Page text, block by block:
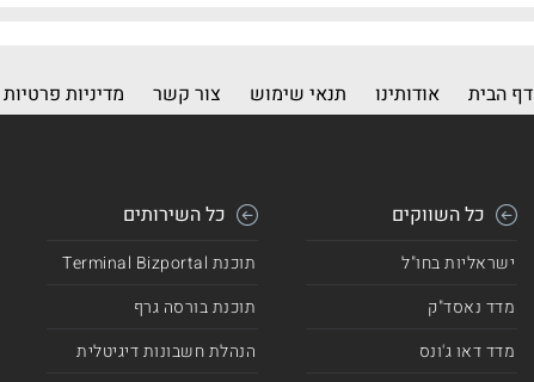
דף הבית אודותינו תנאי שימוש צור קשר מדיניות פרטיות
כל השווקים
ישראליות בחו"ל
מדד נאסד"ק
מדד דאו ג'ונס
כל השירותים
תוכנת Terminal Bizportal
תוכנת בורסה גרף
הנהלת חשבונות דיגיטלית